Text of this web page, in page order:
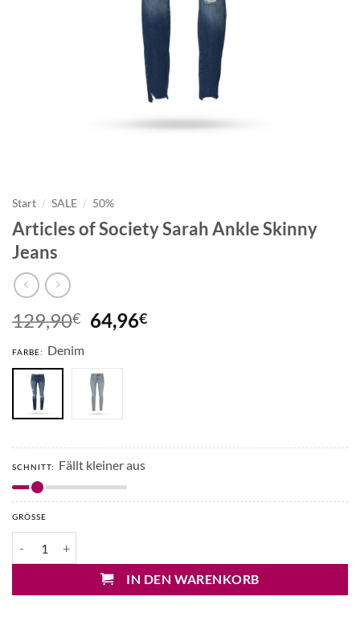
Start / SALE / 50%
Articles of Society Sarah Ankle Skinny
Jeans
129,90€ Ursprünglicher
Preis
129,90€
64,96€Aktueller
FARBE: Denim
SCHNITT: Fällt kleiner aus
GRÖSSE
IN DEN WARENKORB